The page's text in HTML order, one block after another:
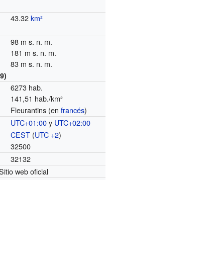
43.32km²
98 m s. n. m.
181 m s. n. m.
83 m s. n. m.
6273 hab.
141,51 hab./km²
Fleurantins (enfrancés)
UTC+01:00y UTC+02:00
CEST (UTC +2)
32500
32132
web oficial